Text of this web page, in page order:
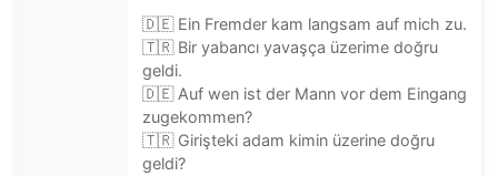
🇩🇪 Ein Fremder kam langsam auf mich zu.
🇹🇷 Bir yabancı yavaşça üzerime doğru
geldi.
🇩🇪 Auf wen ist der Mann vor dem Eingang
zugekommen?
🇹🇷 Girişteki adam kimin üzerine doğru
geldi?